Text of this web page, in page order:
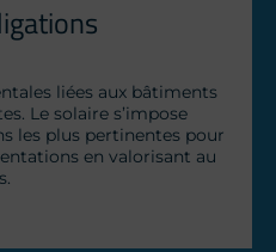
liées aux bâtiments
Le solaire s’impose
les plus pertinentes pour
en valorisant au